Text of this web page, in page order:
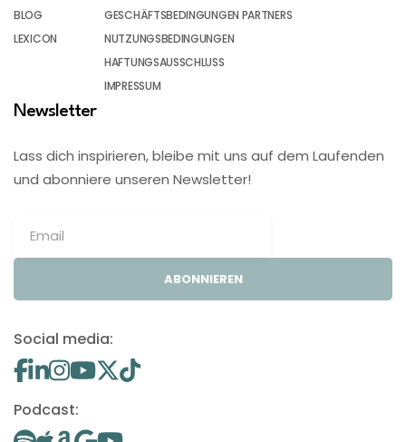
BLOG
LEXICON
GESCHÄFTSBEDINGUNGEN PARTNERS
NUTZUNGSBEDINGUNGEN
HAFTUNGSAUSSCHLUSS
IMPRESSUM
Newsletter
Lass dich inspirieren, bleibe mit uns auf dem Laufenden
und abonniere unseren Newsletter!
ABONNIEREN
Social media:
Podcast: